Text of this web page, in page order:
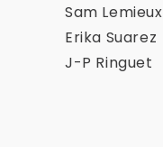
Sam Lemieux
Erika Suarez
J-P Ringuet